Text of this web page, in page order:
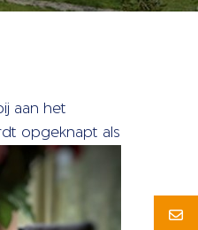
aan het
opgeknapt als